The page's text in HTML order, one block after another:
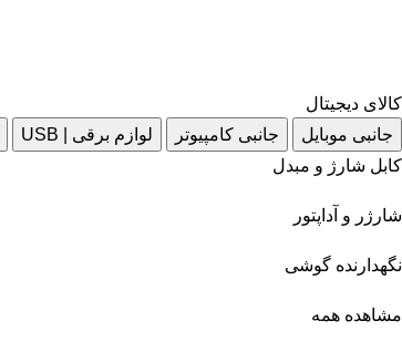
کالای دیجیتال
جانبی موبایل
جانبی کامپیوتر لوازم برقی | USB
کابل شارژ و مبدل
شارژر و آداپتور
نگهدارنده گوشی
مشاهده همه